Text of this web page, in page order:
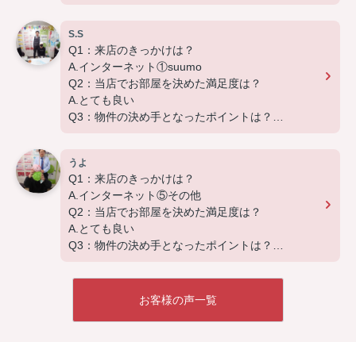
開催中！ お問い合わせは 0297(72)1181までどう
ぞ♪
この度は弊社でのご契約ありがとうございました！
アパートマンション館では、お部屋のご紹介だけで
なく、入居後のアフターフォローもさせて頂いてお
ります。
引越し業者のご紹介やインターネット回線のご相
談、その他入居中のお困りごとなどございました
開催中！ お問い合わせは 0297(72)1181までどう
ぞ♪
S.S
Q1：来店のきっかけは？
A.インターネット①suumo
Q2：当店でお部屋を決めた満足度は？
A.とても良い
Q3：物件の決め手となったポイントは？
この度は弊社でのご契約ありがとうございました！
アパートマンション館では、お部屋のご紹介だけで
なく、入居後のアフターフォローもさせて頂いてお
ります。
引越し業者のご紹介やインターネット回線のご相
談、その他入居中のお困りごとなどございました
アパートマンション館は365日毎日キャンペーン
開催中！ お問い合わせは 0297(72)1181までどう
うよ
Q1：来店のきっかけは？
A.インターネット⑤その他
Q2：当店でお部屋を決めた満足度は？
A.とても良い
Q3：物件の決め手となったポイントは？
この度は弊社でのご契約ありがとうございました！
お客様の声一覧